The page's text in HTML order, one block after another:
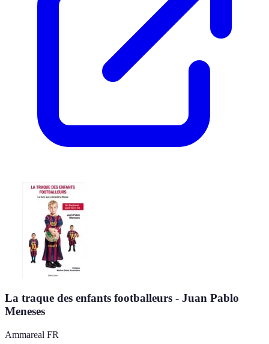
La traque des enfants footballeurs - Juan Pablo
Meneses
Ammareal FR